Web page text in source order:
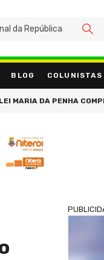
BLOG COLUNISTAS
PERDE IDENTIDADE'